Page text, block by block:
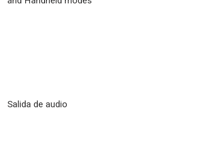
Salida de audio